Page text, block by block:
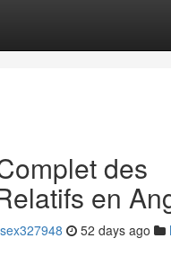
des
en
52 days ago